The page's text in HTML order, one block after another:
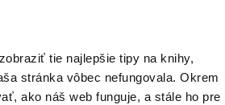
tie najlepšie tipy na knihy,
stránka vôbec nefungovala. Okrem
ako náš web funguje, a stále ho pre